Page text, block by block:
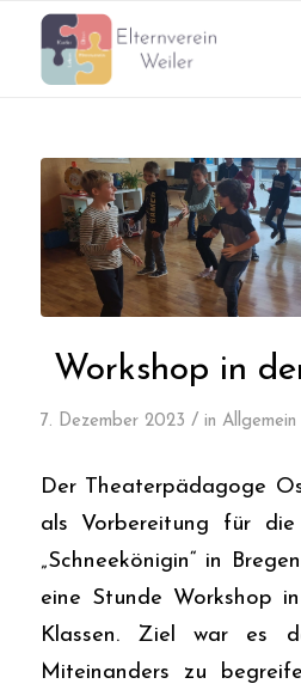
Workshop in
7. Dezember 2023 / in Allgemein
Der Theaterpädagoge
als Vorbereitung für die
„Schneekönigin“ in
eine Stunde Workshop
Klassen. Ziel war es
Miteinanders zu